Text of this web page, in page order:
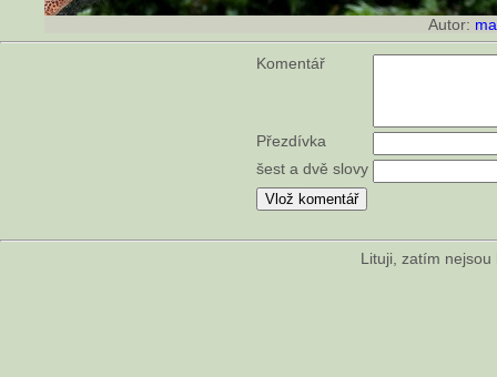
Autor:
Komentář
Přezdívka
šest a dvě slovy
Lituji, zatím